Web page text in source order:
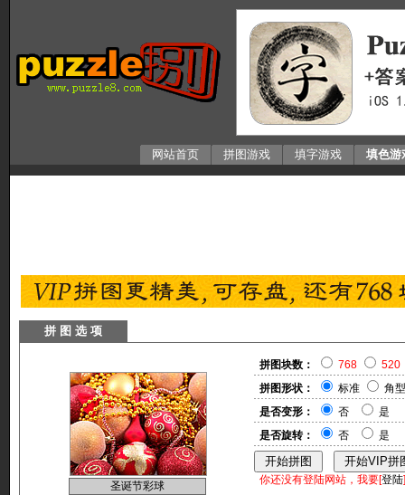
网站首页 拼图游戏 填字游戏 填色游
拼 图 选 项
圣诞节彩球
拼图块数： 768
520
拼图形状：
标准
角型
是否变形：
否
是
是否旋转：
否 是
你还没有登陆网站，我要[登陆